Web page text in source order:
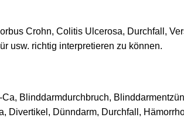
Crohn, Colitis Ulcerosa, Durchfall,
usw. richtig interpretieren zu können.
Blinddarmdurchbruch,
Divertikel, Dünndarm, Durchfall,